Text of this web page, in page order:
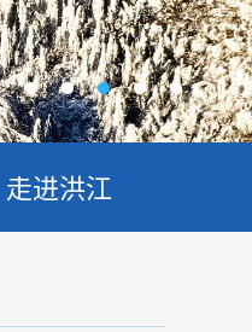
走进洪江